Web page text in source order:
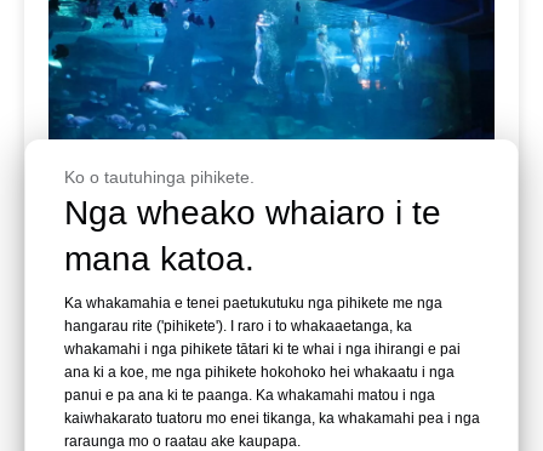
Leyu Arylic Aquarim
Shandong Jinan Quancheng Te Ao Raro
Te hanga pereti me te whakaurunga hanga , neke atu i
te kotahi tau te roa, ko te moana nui rawa atu i Haina i
naianei, a ko te moana nui rawa atu hoki o Ahia. Ko nga
panui katoa i roto i te pavilion he mea hanga e to
Ko o tautuhinga pihikete.
Nga wheako whaiaro i te
mana katoa.
Ka whakamahia e tenei paetukutuku nga pihikete me nga
hangarau rite ('pihikete'). I raro i to whakaaetanga, ka
whakamahi i nga pihikete tātari ki te whai i nga ihirangi e pai
ana ki a koe, me nga pihikete hokohoko hei whakaatu i nga
panui e pa ana ki te paanga. Ka whakamahi matou i nga
kaiwhakarato tuatoru mo enei tikanga, ka whakamahi pea i nga
raraunga mo o raatau ake kaupapa.